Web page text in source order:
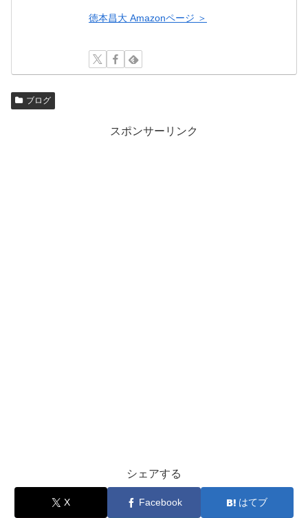
徳本昌大 Amazonページ ＞
ブログ
スポンサーリンク
シェアする
X Facebook はてブ